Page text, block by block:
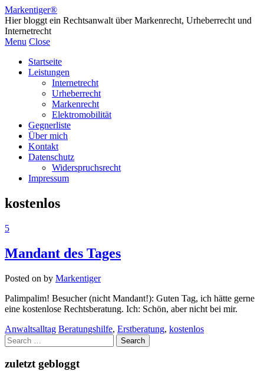
Markentiger®
Hier bloggt ein Rechtsanwalt über Markenrecht, Urheberrecht und
Internetrecht
Menu Close
Startseite
Leistungen
Internetrecht
Urheberrecht
Markenrecht
Elektromobilität
Gegnerliste
Über mich
Kontakt
Datenschutz
Widerspruchsrecht
Impressum
kostenlos
5
Mandant des Tages
Posted on by Markentiger
Palimpalim! Besucher (nicht Mandant!): Guten Tag, ich hätte gerne
eine kostenlose Rechtsberatung. Ich: Schön, aber nicht bei mir.
Anwaltsalltag Beratungshilfe, Erstberatung, kostenlos
Search
for:
zuletzt gebloggt